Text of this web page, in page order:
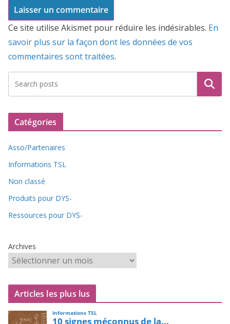
Ce site utilise Akismet pour réduire les indésirables. En
savoir plus sur la façon dont les données de vos
commentaires sont traitées.
Catégories
Asso/Partenaires
Informations TSL
Non classé
Produits pour DYS-
Ressources pour DYS-
Archives
Articles les plus lus